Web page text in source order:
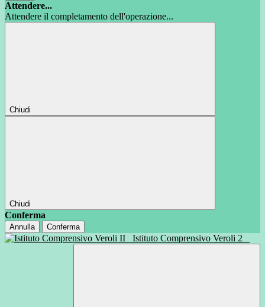
Attendere...
Attendere il completamento dell'operazione...
Chiudi
Chiudi
Conferma
Annulla Conferma
Istituto Comprensivo Veroli 2